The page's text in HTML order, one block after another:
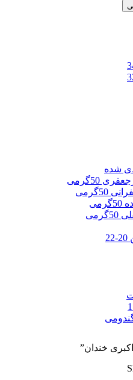
شده
50گرمی
خندان”